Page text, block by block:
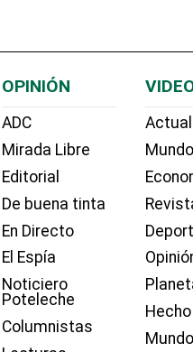
OPINIÓN
ADC
Mirada Libre
Editorial
De buena tinta
En Directo
El Espía
Noticiero
Poteleche
Columnistas
Mundo